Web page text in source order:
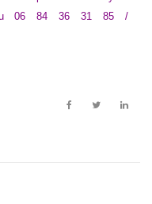
au 06 84 36 31 85 /